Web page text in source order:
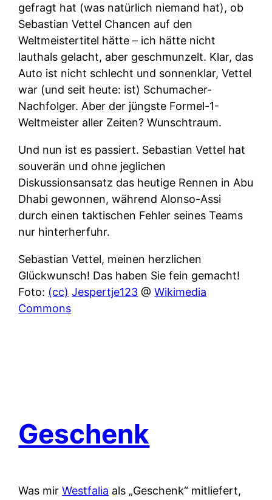
gefragt hat (was natürlich niemand hat), ob
Sebastian Vettel Chancen auf den
Weltmeistertitel hätte – ich hätte nicht
lauthals gelacht, aber geschmunzelt. Klar, das
Auto ist nicht schlecht und sonnenklar, Vettel
war (und seit heute: ist) Schumacher-
Nachfolger. Aber der jüngste Formel-1-
Weltmeister aller Zeiten? Wunschtraum.
Und nun ist es passiert. Sebastian Vettel hat
souverän und ohne jeglichen
Diskussionsansatz das heutige Rennen in Abu
Dhabi gewonnen, während Alonso-Assi
durch einen taktischen Fehler seines Teams
nur hinterherfuhr.
Sebastian Vettel, meinen herzlichen
Glückwunsch! Das haben Sie fein gemacht!
Foto: (cc) Jespertje123 @Wikimedia
Commons
Geschenk
Was mirWestfalia als „Geschenk“ mitliefert,